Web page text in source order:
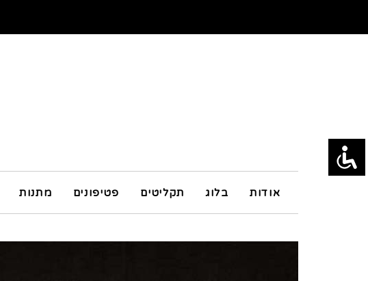
אודות בלוג תקליטים פטיפונים מתנות